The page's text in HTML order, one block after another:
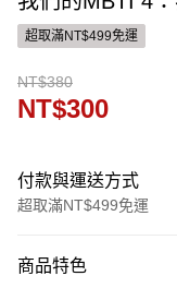
超取滿NT$499免運
NT$380
NT$300
付款與運送方式
超取滿NT$499免運
信用卡一次付款
商品特色